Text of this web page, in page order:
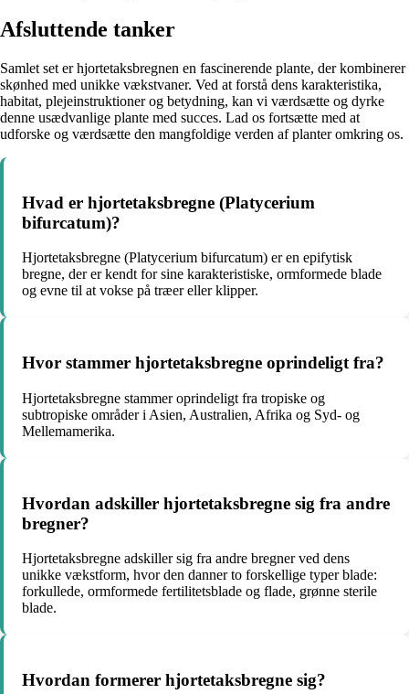
Afsluttende tanker
Samlet set er hjortetaksbregnen en fascinerende plante, der kombinerer
skønhed med unikke vækstvaner. Ved at forstå dens karakteristika,
habitat, plejeinstruktioner og betydning, kan vi værdsætte og dyrke
denne usædvanlige plante med succes. Lad os fortsætte med at
udforske og værdsætte den mangfoldige verden af planter omkring os.
Hvad er hjortetaksbregne (Platycerium
bifurcatum)?
Hjortetaksbregne (Platycerium bifurcatum) er en epifytisk
bregne, der er kendt for sine karakteristiske, ormformede blade
og evne til at vokse på træer eller klipper.
Hvor stammer hjortetaksbregne oprindeligt fra?
Hjortetaksbregne stammer oprindeligt fra tropiske og
subtropiske områder i Asien, Australien, Afrika og Syd- og
Mellemamerika.
Hvordan adskiller hjortetaksbregne sig fra andre
bregner?
Hjortetaksbregne adskiller sig fra andre bregner ved dens
unikke vækstform, hvor den danner to forskellige typer blade:
forkullede, ormformede fertilitetsblade og flade, grønne sterile
blade.
Hvordan formerer hjortetaksbregne sig?